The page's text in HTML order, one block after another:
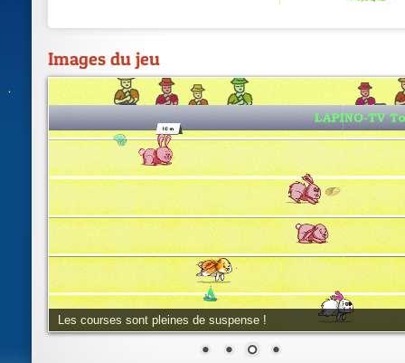
Images du jeu
Les courses sont pleines de suspense !